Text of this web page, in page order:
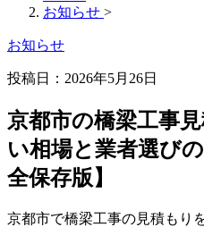
お知らせ >
お知らせ
投稿日：2026年5月26日
京都市の橋梁工事
い相場と業者選び
全保存版】
京都市で橋梁工事の見積もり